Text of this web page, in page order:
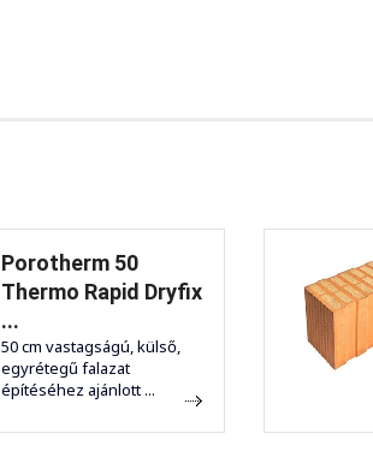
Porotherm 50
Thermo Rapid Dryfix
...
50 cm vastagságú, külső,
egyrétegű falazat
építéséhez ajánlott ...